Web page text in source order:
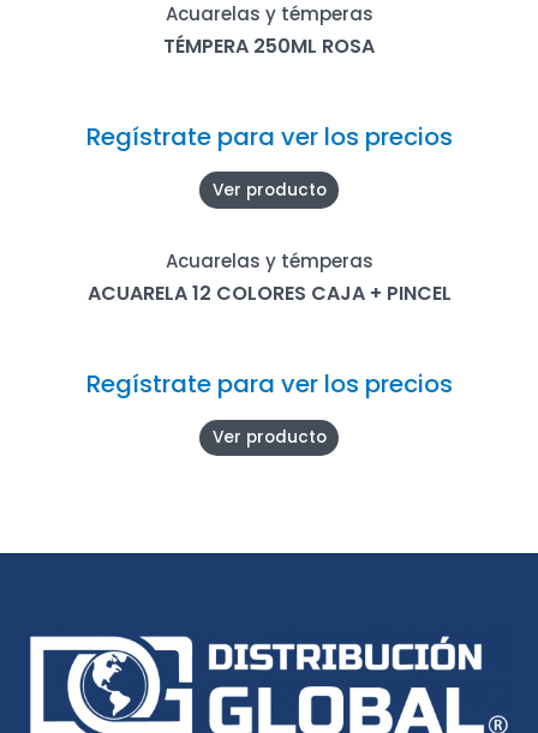
Acuarelas y témperas
TÉMPERA 250ML ROSA
Regístrate para ver los precios
Ver producto
Acuarelas y témperas
ACUARELA 12 COLORES CAJA + PINCEL
Regístrate para ver los precios
Ver producto